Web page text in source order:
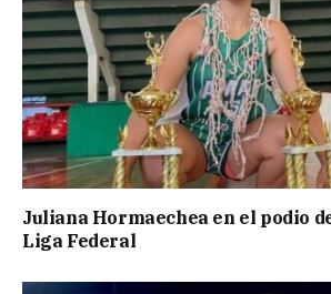
Juliana Hormaechea en el podio
Liga Federal